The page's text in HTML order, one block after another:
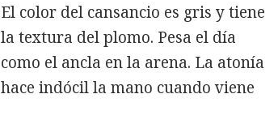
El color del cansancio es gris y tiene
la textura del plomo. Pesa el día
como el ancla en la arena. La atonía
hace indócil la mano cuando viene